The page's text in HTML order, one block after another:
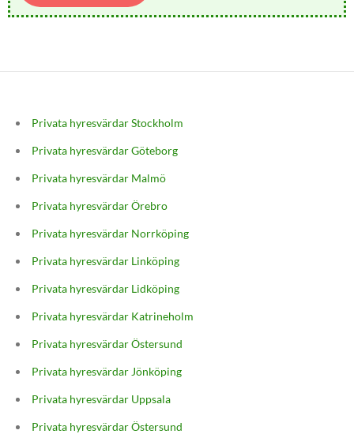
Privata hyresvärdar Stockholm
Privata hyresvärdar Göteborg
Privata hyresvärdar Malmö
Privata hyresvärdar Örebro
Privata hyresvärdar Norrköping
Privata hyresvärdar Linköping
Privata hyresvärdar Lidköping
Privata hyresvärdar Katrineholm
Privata hyresvärdar Östersund
Privata hyresvärdar Jönköping
Privata hyresvärdar Uppsala
Privata hyresvärdar Östersund